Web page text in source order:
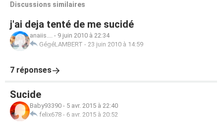
Discussions similaires
j'ai deja tenté de me sucidé
anaiis.... - 9 juin 2010 à 22:34
GégéLAMBERT - 23 juin 2010 à 14:59
7 réponses
Sucide
Baby93390 - 5 avr. 2015 à 22:40
felix678 - 6 avr. 2015 à 20:52